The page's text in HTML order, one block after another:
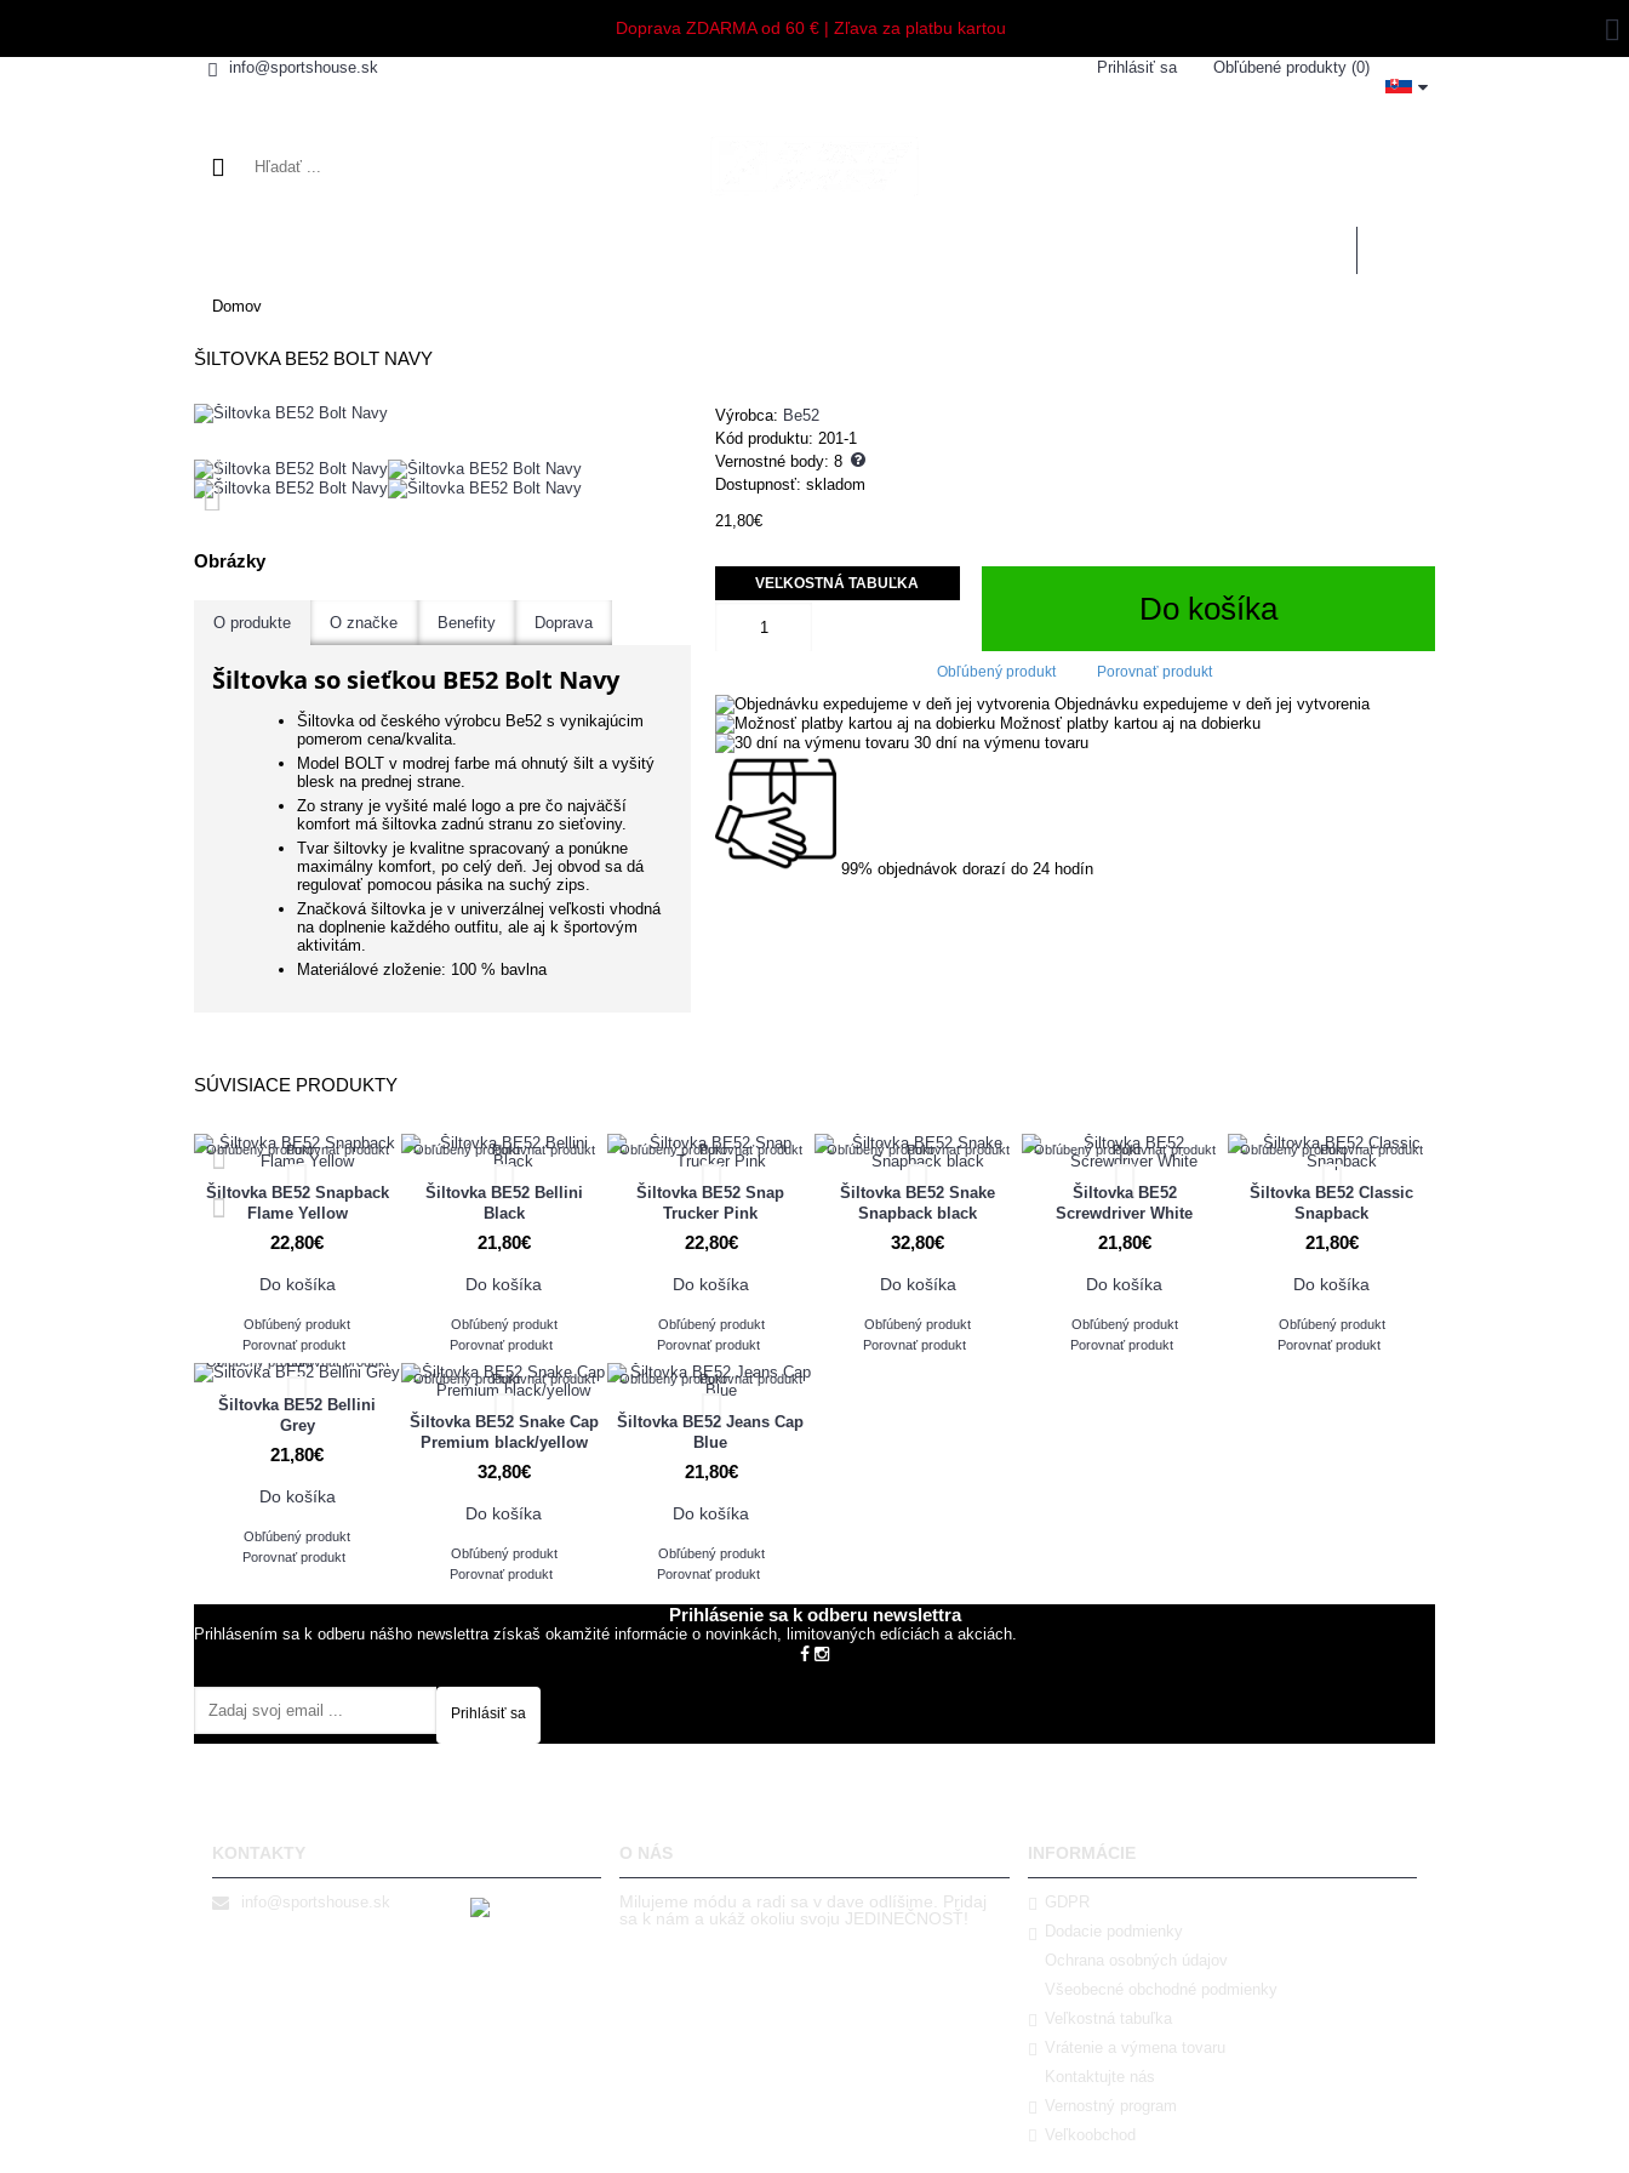
Doprava ZDARMA od 60 € | Zľava za platbu kartou
info@sportshouse.sk Prihlásiť sa Obľúbené produkty (0)
Domov
ŠILTOVKA BE52 BOLT NAVY
Obrázky
O produkte O značke Benefity Doprava
Šiltovka so sieťkou BE52 Bolt Navy
Šiltovka od českého výrobcu Be52 s vynikajúcim
pomerom cena/kvalita.
Model BOLT v modrej farbe má ohnutý šilt a vyšitý
blesk na prednej strane.
Zo strany je vyšité malé logo a pre čo najväčší
komfort má šiltovka zadnú stranu zo sieťoviny.
Tvar šiltovky je kvalitne spracovaný a ponúkne
maximálny komfort, po celý deň. Jej obvod sa dá
regulovať pomocou pásika na suchý zips.
Značková šiltovka je v univerzálnej veľkosti vhodná
na doplnenie každého outfitu, ale aj k športovým
aktivitám.
Materiálové zloženie: 100 % bavlna
Výrobca: Be52
Kód produktu: 201-1
Vernostné body: 8
Dostupnosť: skladom
21,80€
VEĽKOSTNÁ TABUĽKA
Do košíka
Obľúbený produkt Porovnať produkt
Objednávku expedujeme v deň jej vytvorenia
Možnosť platby kartou aj na dobierku
30 dní na výmenu tovaru
99% objednávok dorazí do 24 hodín
SÚVISIACE PRODUKTY
Obľúbený produktPorovnať produkt
Šiltovka BE52 Snapback
Flame Yellow
22,80€
Do košíka
Obľúbený produkt
Porovnať produkt
Obľúbený produktPorovnať produkt
Šiltovka BE52 Bellini
Black
21,80€
Do košíka
Obľúbený produkt
Porovnať produkt
Obľúbený produktPorovnať produkt
Šiltovka BE52 Snap
Trucker Pink
22,80€
Do košíka
Obľúbený produkt
Porovnať produkt
Obľúbený produktPorovnať produkt
Šiltovka BE52 Snake
Snapback black
32,80€
Do košíka
Obľúbený produkt
Porovnať produkt
Obľúbený produktPorovnať produkt
Šiltovka BE52
Screwdriver White
21,80€
Do košíka
Obľúbený produkt
Porovnať produkt
Obľúbený produktPorovnať produkt
Šiltovka BE52 Classic
Snapback
21,80€
Do košíka
Obľúbený produkt
Porovnať produkt
Obľúbený produktPorovnať produkt
Šiltovka BE52 Bellini
Grey
21,80€
Do košíka
Obľúbený produkt
Porovnať produkt
Obľúbený produktPorovnať produkt
Šiltovka BE52 Snake Cap
Premium black/yellow
32,80€
Do košíka
Obľúbený produkt
Porovnať produkt
Obľúbený produktPorovnať produkt
Šiltovka BE52 Jeans Cap
Blue
21,80€
Do košíka
Obľúbený produkt
Porovnať produkt
Prihlásenie sa k odberu newslettra
Prihlásením sa k odberu nášho newslettra získaš okamžité informácie o novinkách, limitovaných edíciách a akciách.
Prihlásiť sa
KONTAKTY
info@sportshouse.sk
O NÁS
Milujeme módu a radi sa v dave odlíšime. Pridaj
sa k nám a ukáž okoliu svoju JEDINEČNOSŤ!
INFORMÁCIE
GDPR
Dodacie podmienky
Ochrana osobných údajov
Všeobecné obchodné podmienky
Veľkostná tabuľka
Vrátenie a výmena tovaru
Kontaktujte nás
Vernostný program
Veľkoobchod